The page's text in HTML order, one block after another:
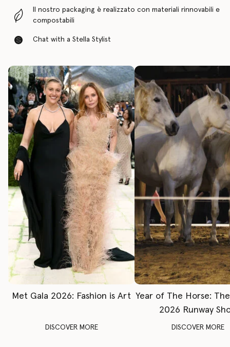
Il nostro packaging è realizzato con materiali rinnovabili e
compostabili
Chat with a Stella Stylist
Met Gala 2026: Fashion is Art
DISCOVER MORE
Year of The Horse:
2026 Runway
DISCOVER MORE